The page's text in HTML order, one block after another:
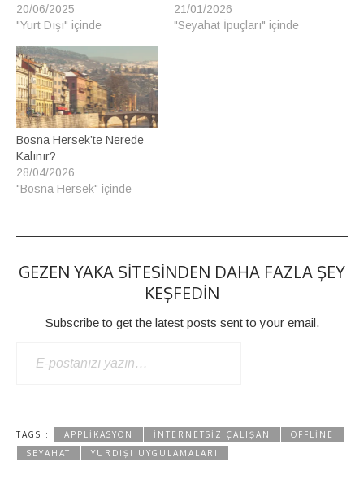
20/06/2025
"Yurt Dışı" içinde
21/01/2026
"Seyahat İpuçları" içinde
Bosna Hersek’te Nerede
Kalınır?
28/04/2026
"Bosna Hersek" içinde
GEZEN YAKA SITESINDEN DAHA FAZLA ŞEY
KEŞFEDIN
Subscribe to get the latest posts sent to your email.
TAGS : APPLIKASYON INTERNETSIZ ÇALIŞAN
OFFLINE
SEYAHAT
YURDIŞI UYGULAMALARI